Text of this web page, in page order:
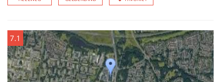
7.1